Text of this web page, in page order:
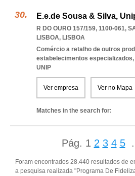
E.e.de Sousa & Silva,
R DO OURO 157/159, 1100-061,
LISBOA, LISBOA
Comércio a retalho de outros
estabelecimentos especializados,
UNIP
Ver empresa Ver no Mapa
Matches in the search for:
Pág. 1 2 3 4 5
Foram encontrados 28.440 resultados de
a pesquisa realizada "Programa De